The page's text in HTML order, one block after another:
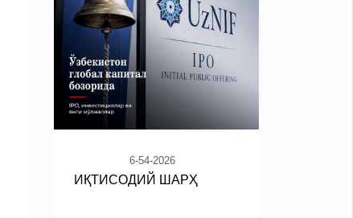
6-54-2026
ИҚТИСОДИЙ ШАРҲ